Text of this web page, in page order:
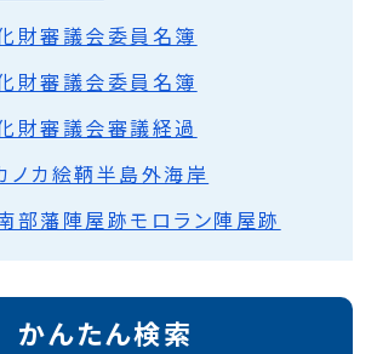
財審議会委員名簿
財審議会委員名簿
財審議会審議経過
ノカ絵鞆半島外海岸
部藩陣屋跡モロラン陣屋跡
かんたん検索